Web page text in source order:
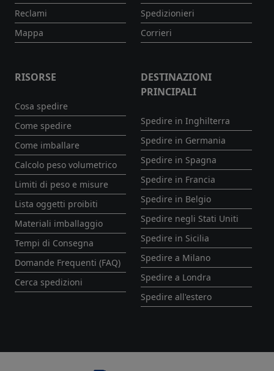
Reclami
Mappa
Spedizionieri
Corrieri
RISORSE
Cosa spedire
Come spedire
Come imballare
Calcolo peso volumetrico
Limiti di peso e misure
Lista oggetti proibiti
Materiali imballaggio
Tempi di Consegna
Domande Frequenti (FAQ)
Cerca spedizioni
DESTINAZIONI
PRINCIPALI
Spedire in Inghilterra
Spedire in Germania
Spedire in Spagna
Spedire in Francia
Spedire in Belgio
Spedire negli Stati Uniti
Spedire in Sicilia
Spedire a Milano
Spedire a Londra
Spedire all'estero